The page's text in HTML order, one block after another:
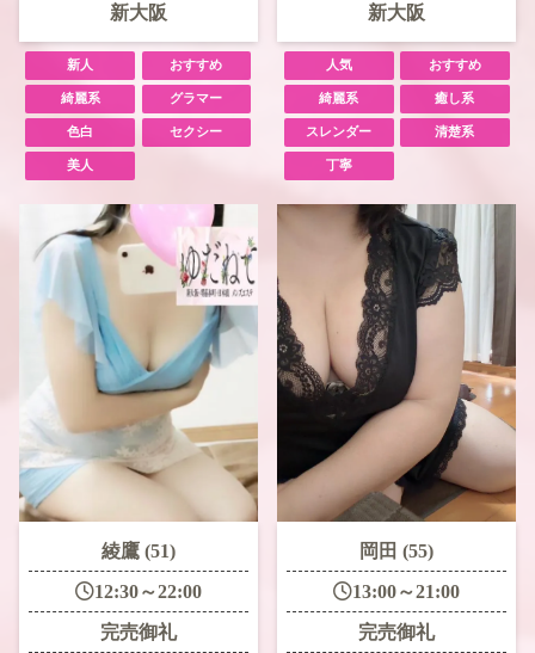
新大阪
新人 おすすめ
綺麗系 グラマー
色白 セクシー
美人
新大阪
人気 おすすめ
綺麗系 癒し系
スレンダー 清楚系
丁寧
綾鷹 (51)
12:30～22:00
完売御礼
岡田 (55)
13:00～21:00
完売御礼